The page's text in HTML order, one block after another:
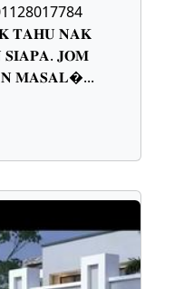
𝐓𝐀𝐇𝐔 𝐍𝐀𝐊
𝐉𝐎𝐌
𝐌𝐀𝐒𝐀𝐋...